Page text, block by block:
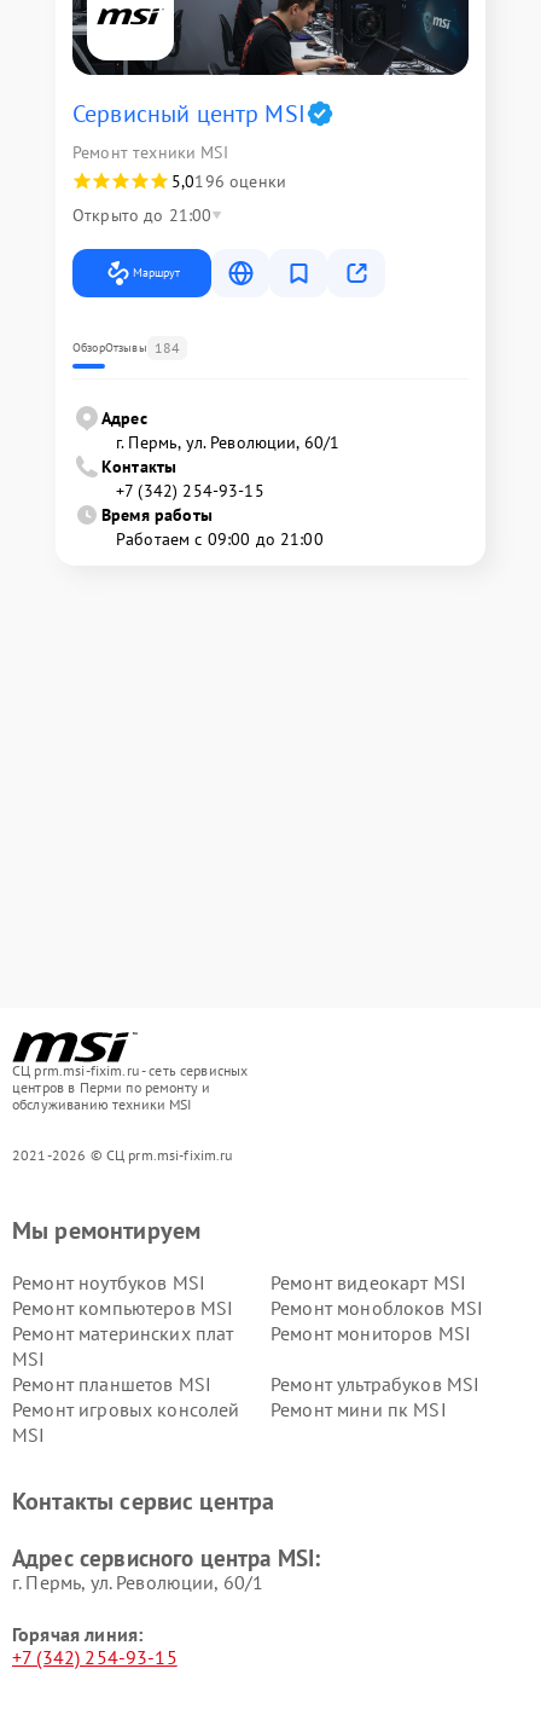
Сервисный центр MSI
Ремонт техники MSI
5,0196 оценки
Открыто до 21:00
Маршрут
ОбзорОтзывы 184
Адрес
г. Пермь, ул. ​Революции, 60/1
Контакты
+7 (342) 254-93-15
Время работы
Работаем с 09:00 до 21:00
СЦ prm.msi-fixim.ru - сеть сервисных
центров в Перми по ремонту и
обслуживанию техники MSI
2021-2026 © СЦ prm.msi-fixim.ru
Мы ремонтируем
Ремонт ноутбуков MSI
Ремонт видеокарт MSI
Ремонт компьютеров MSI
Ремонт моноблоков MSI
Ремонт материнских плат
MSI
Ремонт мониторов MSI
Ремонт планшетов MSI
Ремонт ультрабуков MSI
Ремонт игровых консолей
MSI
Ремонт мини пк MSI
Контакты сервис центра
Адрес сервисного центра MSI:
г. Пермь, ул. ​Революции, 60/1
Горячая линия:
+7 (342) 254-93-15